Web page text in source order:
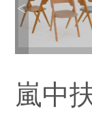
嵐中